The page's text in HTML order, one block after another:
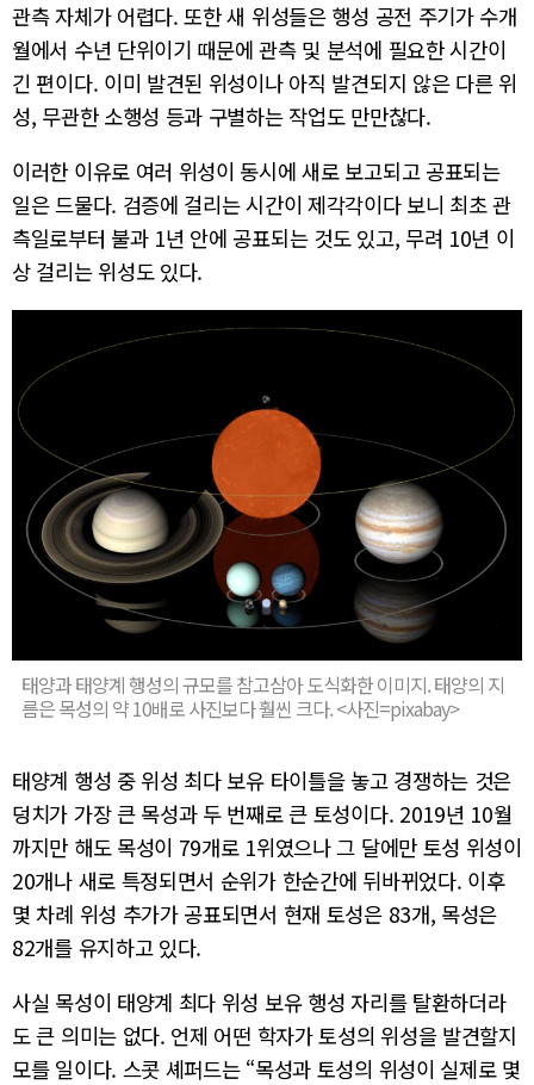
관측 자체가 어렵다. 또한 새 위성들은 행성 공전 주기가 수개
월에서 수년 단위이기 때문에 관측 및 분석에 필요한 시간이
긴 편이다. 이미 발견된 위성이나 아직 발견되지 않은 다른 위
성, 무관한 소행성 등과 구별하는 작업도 만만찮다.
이러한 이유로 여러 위성이 동시에 새로 보고되고 공표되는
일은 드물다. 검증에 걸리는 시간이 제각각이다 보니 최초 관
측일로부터 불과 1년 안에 공표되는 것도 있고, 무려 10년 이
상 걸리는 위성도 있다.
태양과 태양계 행성의 규모를 참고삼아 도식화한 이미지. 태양의 지
름은 목성의 약 10배로 사진보다 훨씬 크다. <사진=pixabay>
태양계 행성 중 위성 최다 보유 타이틀을 놓고 경쟁하는 것은
덩치가 가장 큰 목성과 두 번째로 큰 토성이다. 2019년 10월
까지만 해도 목성이 79개로 1위였으나 그 달에만 토성 위성이
20개나 새로 특정되면서 순위가 한순간에 뒤바뀌었다. 이후
몇 차례 위성 추가가 공표되면서 현재 토성은 83개, 목성은
82개를 유지하고 있다.
사실 목성이 태양계 최다 위성 보유 행성 자리를 탈환하더라
도 큰 의미는 없다. 언제 어떤 학자가 토성의 위성을 발견할지
모를 일이다. 스콧 셰퍼드는 “목성과 토성의 위성이 실제로 몇